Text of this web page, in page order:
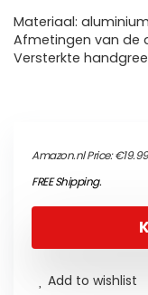
Materiaal:
Afmetingen van de
Versterkte
Amazon.nl Price:€19.99
FREE Shipping.
Add to wishlist